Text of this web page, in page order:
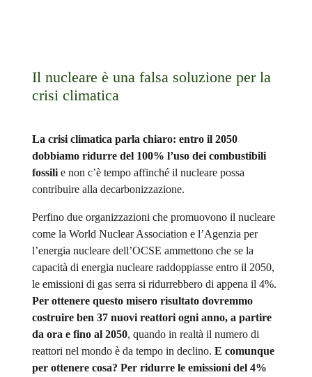
Il nucleare è una falsa soluzione per la
crisi climatica
La crisi climatica parla chiaro: entro il 2050
dobbiamo ridurre del 100% l’uso dei combustibili
fossilie non c’è tempo affinché il nucleare possa
contribuire alla decarbonizzazione.
Perfino due organizzazioni che promuovono il nucleare
come la World Nuclear Association e l’Agenzia per
l’energia nucleare dell’OCSE ammettono che se la
capacità di energia nucleare raddoppiasse entro il 2050,
le emissioni di gas serra si ridurrebbero di appena il 4%.
Per ottenere questo misero risultato dovremmo
costruire ben 37 nuovi reattori ogni anno, a partire
da ora e fino al 2050, quando in realtà il numero di
reattori nel mondo è da tempo in declino. E comunque
per ottenere cosa? Per ridurre le emissioni del 4%